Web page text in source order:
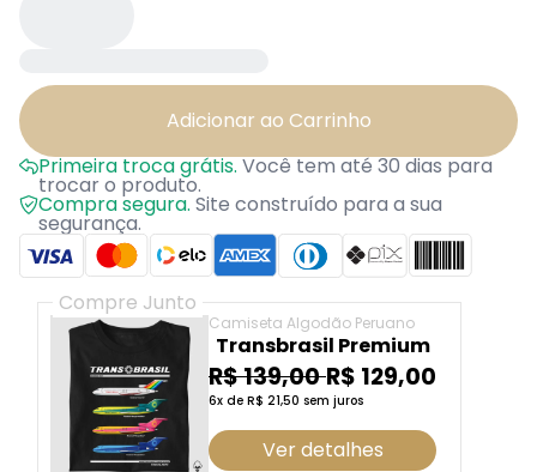
Adicionar ao Carrinho
Primeira troca grátis.Você tem até 30 dias para
trocar o produto.
Compra segura. Site construído para a sua
segurança.
Compre Junto
Camiseta Algodão Peruano
Transbrasil Premium
R$ 139,00 R$ 129,00
6x de R$ 21,50 sem juros
Ver detalhes